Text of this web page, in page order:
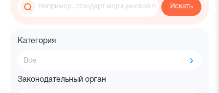
Введите
поиска
Искать
Фильтр
Категория
Все
Законодательный орган